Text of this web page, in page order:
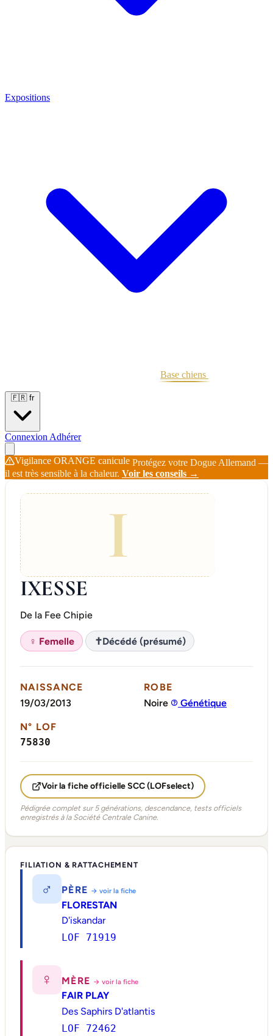
Expositions
Base chiens
🇫🇷 fr
Connexion Adhérer
Vigilance ORANGE canicule Protégez votre Dogue Allemand —
il est très sensible à la chaleur. Voir les conseils →
I
IXESSE
De la Fee Chipie
♀ Femelle ✝Décédé (présumé)
NAISSANCE
19/03/2013
ROBE
Noire
Génétique
N° LOF
75830
Voir la fiche officielle SCC (LOFselect)
Pédigrée complet sur 5 générations, descendance, tests officiels
enregistrés à la Société Centrale Canine.
FILIATION & RATTACHEMENT
♂ PÈRE → voir la fiche
FLORESTAN
D'iskandar
LOF 71919
♀ MÈRE → voir la fiche
FAIR PLAY
Des Saphirs D'atlantis
LOF 72462